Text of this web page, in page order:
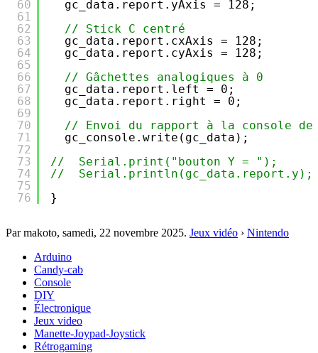
60
61
62
63
64
65
66
67
68
69
70
71
72
73
74
75
76
gc_data.report.yAxis = 128;
// Stick C centré
gc_data.report.cxAxis = 128;
gc_data.report.cyAxis = 128;
// Gâchettes analogiques à 0
gc_data.report.left = 0;
gc_data.report.right = 0;
// Envoi du rapport à la console de
gc_console.write(gc_data);
//  Serial.print("bouton Y = ");
//  Serial.println(gc_data.report.y);
}
Par makoto, samedi, 22 novembre 2025. Jeux vidéo › Nintendo
Arduino
Candy-cab
Console
DIY
Électronique
Jeux video
Manette-Joypad-Joystick
Rétrogaming